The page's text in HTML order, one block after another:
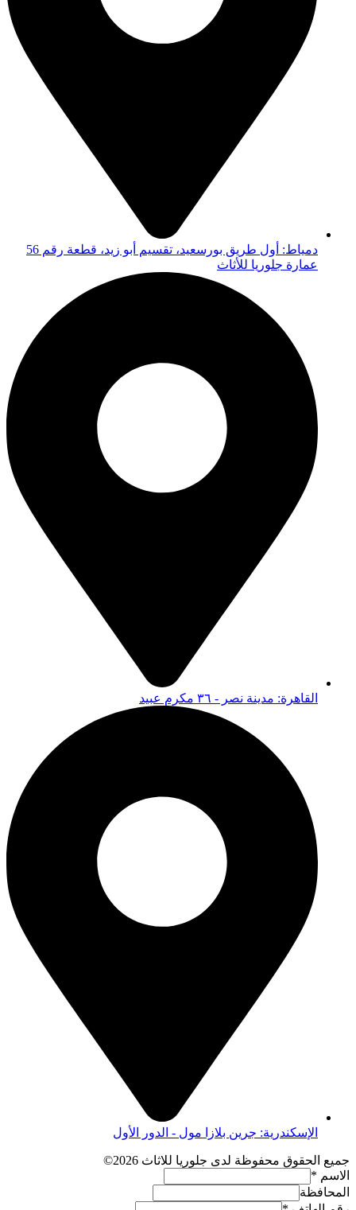
دمياط: أول طريق بورسعيد، تقسيم أبو زيد، قطعة رقم 56
عمارة جلوريا للأثاث
القاهرة: مدينة نصر - ٣٦ مكرم عبيد
الإسكندرية: جرين بلازا مول - الدور الأول
جميع الحقوق محفوظة لدى جلوريا للاثاث 2026©
الاسم *
المحافظة